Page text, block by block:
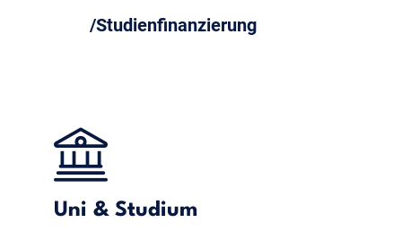
Studienfinanzierung
Uni & Studium